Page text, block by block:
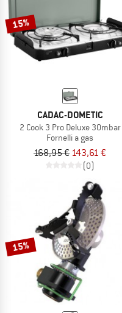
15%
CADAC-DOMETIC
2 Cook 3 Pro Deluxe 30mbar
Fornelli a gas
168,95 € 143,61 €
(0)
15%